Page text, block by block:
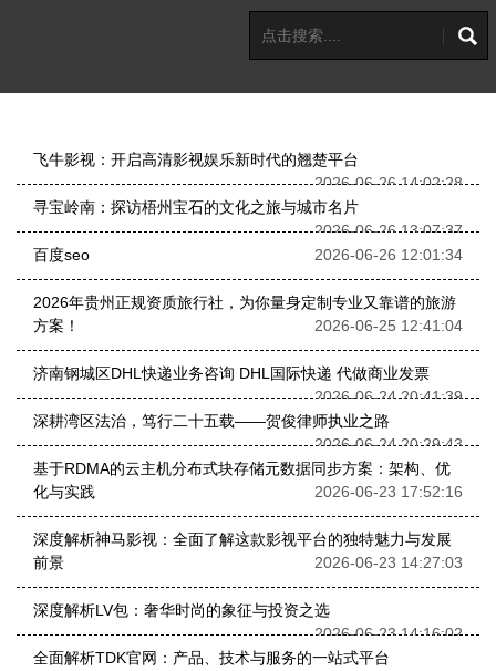
飞牛影视：开启高清影视娱乐新时代的翘楚平台
2026-06-26 14:02:28
寻宝岭南：探访梧州宝石的文化之旅与城市名片
2026-06-26 13:07:37
百度seo
2026-06-26 12:01:34
2026年贵州正规资质旅行社，为你量身定制专业又靠谱的旅游
方案！
2026-06-25 12:41:04
济南钢城区DHL快递业务咨询 DHL国际快递 代做商业发票
2026-06-24 20:41:39
深耕湾区法治，笃行二十五载——贺俊律师执业之路
2026-06-24 20:29:43
基于RDMA的云主机分布式块存储元数据同步方案：架构、优
化与实践
2026-06-23 17:52:16
深度解析神马影视：全面了解这款影视平台的独特魅力与发展
前景
2026-06-23 14:27:03
深度解析LV包：奢华时尚的象征与投资之选
2026-06-23 14:16:02
全面解析TDK官网：产品、技术与服务的一站式平台